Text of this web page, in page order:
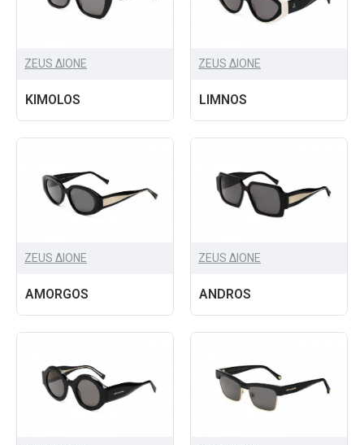
ZEUS ΔIONE
KIMOLOS
ZEUS ΔIONE
LIMNOS
ZEUS ΔIONE
AMORGOS
ZEUS ΔIONE
ANDROS